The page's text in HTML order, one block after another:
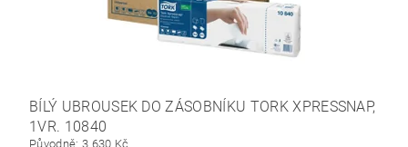
BÍLÝ UBROUSEK DO ZÁSOBNÍKU TORK XPRESSNAP,
1VR. 10840
Původně: 3 630 Kč